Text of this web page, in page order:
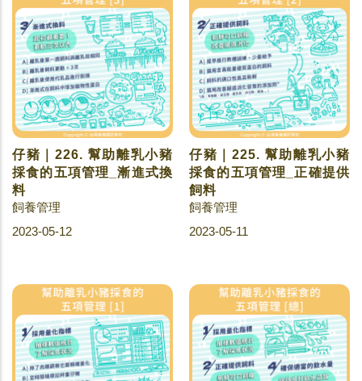
仔豬｜226. 幫助離乳小豬
採食的五項管理_漸進式換
料
飼養管理
2023-05-12
仔豬｜225. 幫助離乳小豬
採食的五項管理_正確提供
飼料
飼養管理
2023-05-11